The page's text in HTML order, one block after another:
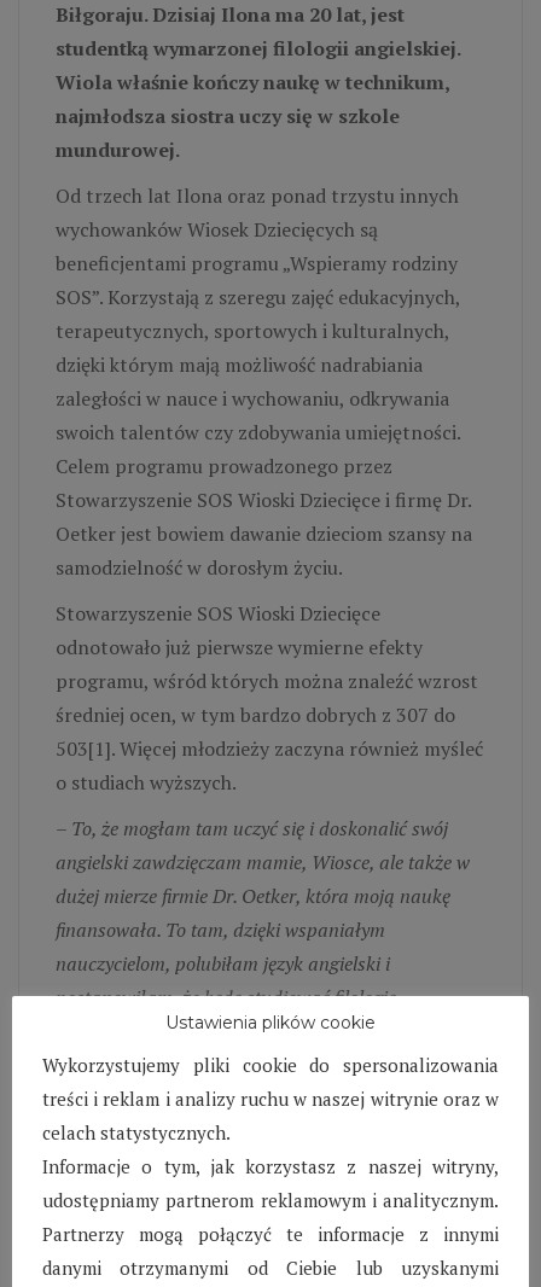
Biłgoraju. Dzisiaj Ilona ma 20 lat, jest
studentką wymarzonej filologii angielskiej.
Wiola właśnie kończy naukę w technikum,
najmłodsza siostra uczy się w szkole
mundurowej.
Od trzech lat Ilona oraz ponad trzystu innych
wychowanków Wiosek Dziecięcych są
beneficjentami programu „Wspieramy rodziny
SOS”. Korzystają z szeregu zajęć edukacyjnych,
terapeutycznych, sportowych i kulturalnych,
dzięki którym mają możliwość nadrabiania
zaległości w nauce i wychowaniu, odkrywania
swoich talentów czy zdobywania umiejętności.
Celem programu prowadzonego przez
Stowarzyszenie SOS Wioski Dziecięce i firmę Dr.
Oetker jest bowiem dawanie dzieciom szansy na
samodzielność w dorosłym życiu.
Stowarzyszenie SOS Wioski Dziecięce
odnotowało już pierwsze wymierne efekty
programu, wśród których można znaleźć wzrost
średniej ocen, w tym bardzo dobrych z 307 do
503[1]. Więcej młodzieży zaczyna również myśleć
o studiach wyższych.
– To, że mogłam tam uczyć się i doskonalić swój
angielski zawdzięczam mamie, Wiosce, ale także w
dużej mierze firmie Dr. Oetker, która moją naukę
finansowała. To tam, dzięki wspaniałym
nauczycielom, polubiłam język angielski i
postanowiłam, że będę studiować filologię
– powiedziała Ilona, podopieczna
Stowarzyszenia SOS Wioski Dziecięce, studentka
I roku Państwowej Wyższej Szkoły Zawodowej im.
Szymona Szymonowica w Zamościu.
Pomoc firmy Dr. Oetker dla Stowarzyszenia SOS
Wioski Dziecięce obejmuje wsparcie finansowe,
produkty żywnościowe, stypendia, dopłaty do
stancji i mieszkań, finansowanie kursów,
Ustawienia plików cookie
Wykorzystujemy pliki cookie do spersonalizowania
treści i reklam i analizy ruchu w naszej witrynie oraz w
celach statystycznych.
Informacje o tym, jak korzystasz z naszej witryny,
udostępniamy partnerom reklamowym i analitycznym.
Partnerzy mogą połączyć te informacje z innymi
danymi otrzymanymi od Ciebie lub uzyskanymi